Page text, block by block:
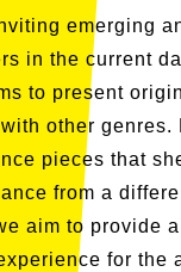
emerging
in the current
to present
other genres.
pieces that
from a
aim to provide
for the